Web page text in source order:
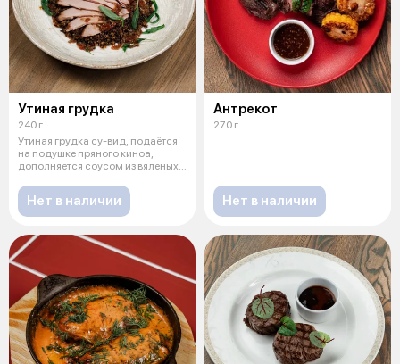
Утиная грудка
240 г
Утиная грудка су-вид, подаётся
на подушке пряного киноа,
дополняется соусом из вяленых
Нет в наличии
Антрекот
270 г
Нет в наличии